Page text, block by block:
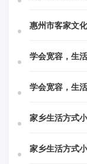
惠州市客家文
学会宽容，生
学会宽容，生
家乡生活方式
家乡生活方式